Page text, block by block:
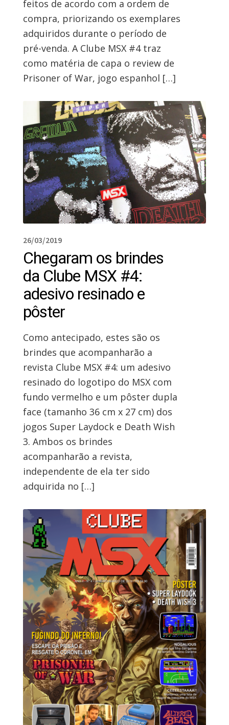
feitos de acordo com a ordem de
compra, priorizando os exemplares
adquiridos durante o período de
pré-venda. A Clube MSX #4 traz
como matéria de capa o review de
Prisoner of War, jogo espanhol […]
26/03/2019
Chegaram os brindes
da Clube MSX #4:
adesivo resinado e
pôster
Como antecipado, estes são os
brindes que acompanharão a
revista Clube MSX #4: um adesivo
resinado do logotipo do MSX com
fundo vermelho e um pôster dupla
face (tamanho 36 cm x 27 cm) dos
jogos Super Laydock e Death Wish
3. Ambos os brindes
acompanharão a revista,
independente de ela ter sido
adquirida no […]